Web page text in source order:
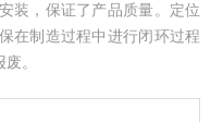
装，保证了产品质量。定位
在制造过程中进行闭环过程
。